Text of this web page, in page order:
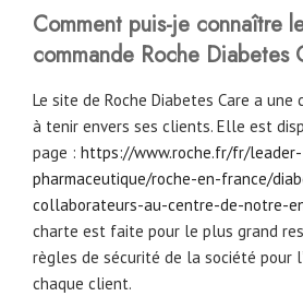
Comment puis-je connaître
commande Roche Diabetes
Le site de Roche Diabetes Care a une
à tenir envers ses clients. Elle est
page : https://www.roche.fr/fr/leader-
pharmaceutique/roche-en-france/
collaborateurs-au-centre-de-notre-
charte est faite pour le plus grand
règles de sécurité de la société pour
chaque client.